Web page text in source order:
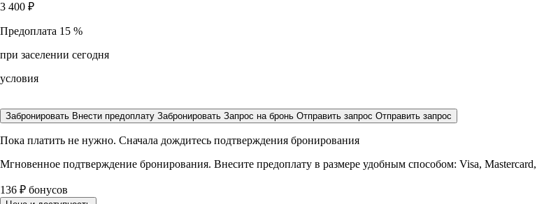
3 400 ₽
Предоплата 15 %
при заселении сегодня
условия
Забронировать Внести предоплату Забронировать Запрос на бронь Отправить запрос Отправить запрос
Пока платить не нужно. Сначала дождитесь подтверждения бронирования
Мгновенное подтверждение бронирования. Внесите предоплату в размере удобным способом: Visa,
136 ₽ бонусов